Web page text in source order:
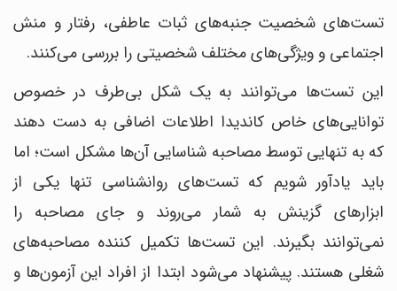
تست‌های شخصیت جنبه‎‌های ثبات عاطفی، رفتار و منش
اجتماعی و ویژگی‎‌های مختلف شخصیتی را بررسی می‎‌کنند.
این تست‌ها می‎‌توانند به یک شکل بی‌طرف در خصوص
توانایی‌های خاص کاندیدا اطلاعات اضافی به دست دهند
که به تنهایی توسط مصاحبه شناسایی آن‎‌ها مشکل است؛ اما
باید یادآور شویم که تست‌های روانشناسی تنها یکی از
ابزارهای گزینش به شمار می‎‌روند و جای مصاحبه را
نمی‌توانند بگیرند. این تست‌ها تکمیل کننده مصاحبه‌های
شغلی هستند. پیشنهاد می‌شود ابتدا از افراد این آزمون‌ها و